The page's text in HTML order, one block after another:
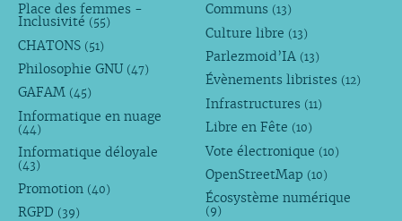
Place des femmes -
Inclusivité (55)
CHATONS (51)
Philosophie GNU (47)
GAFAM (45)
Informatique en nuage
(44)
Informatique déloyale
(43)
Promotion (40)
RGPD (39)
Communs (13)
Culture libre (13)
Parlezmoid’IA (13)
Évènements libristes (12)
Infrastructures (11)
Libre en Fête (10)
Vote électronique (10)
OpenStreetMap (10)
Écosystème numérique
(9)